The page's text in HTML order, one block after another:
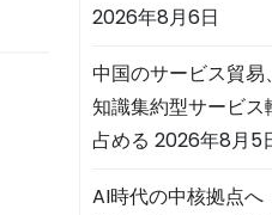
2026年8月6日
中国のサービス貿
知識集約型サービ
占める 2026年8月5
AI時代の中核拠点